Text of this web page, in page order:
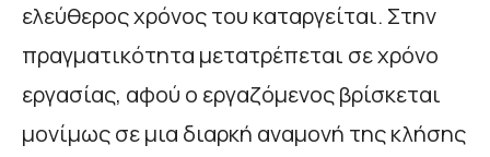
ελεύθερος χρόνος του καταργείται. Στην
πραγματικότητα μετατρέπεται σε χρόνο
εργασίας, αφού ο εργαζόμενος βρίσκεται
μονίμως σε μια διαρκή αναμονή της κλήσης